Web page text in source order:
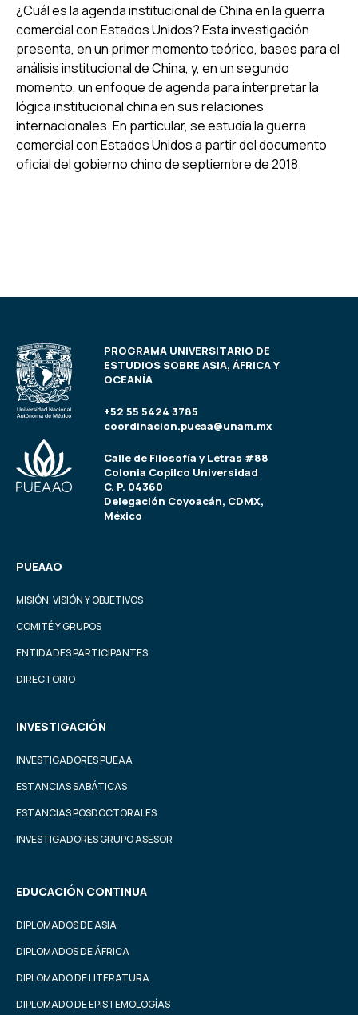
¿Cuál es la agenda institucional de China en la guerra
comercial con Estados Unidos? Esta investigación
presenta, en un primer momento teórico, bases para el
análisis institucional de China, y, en un segundo
momento, un enfoque de agenda para interpretar la
lógica institucional china en sus relaciones
internacionales. En particular, se estudia la guerra
comercial con Estados Unidos a partir del documento
oficial del gobierno chino de septiembre de 2018.
PROGRAMA UNIVERSITARIO DE
ESTUDIOS SOBRE ASIA, ÁFRICA Y
OCEANÍA
+52 55 5424 3785
coordinacion.pueaa@unam.mx
Calle de Filosofía y Letras #88
Colonia Copilco Universidad
C. P. 04360
Delegación Coyoacán, CDMX,
México
PUEAAO
MISIÓN, VISIÓN Y OBJETIVOS
COMITÉ Y GRUPOS
ENTIDADES PARTICIPANTES
DIRECTORIO
INVESTIGACIÓN
INVESTIGADORES PUEAA
ESTANCIAS SABÁTICAS
ESTANCIAS POSDOCTORALES
INVESTIGADORES GRUPO ASESOR
EDUCACIÓN CONTINUA
DIPLOMADOS DE ASIA
DIPLOMADOS DE ÁFRICA
DIPLOMADO DE LITERATURA
DIPLOMADO DE EPISTEMOLOGÍAS